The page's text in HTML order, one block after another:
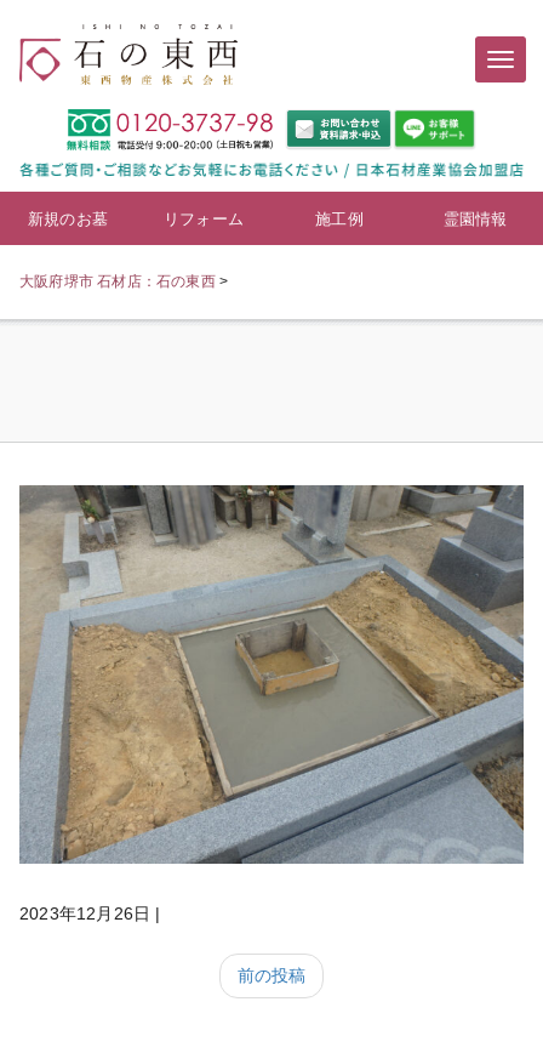
新規のお墓 リフォーム 施工例 霊園情報
大阪府堺市 石材店：石の東西>
2023年12月26日 |
前の投稿